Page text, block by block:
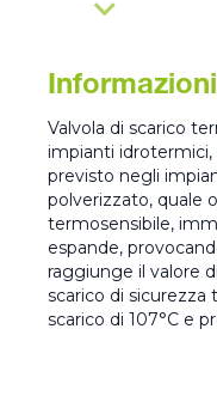
Valvola di scarico
impianti idrotermici,
previsto negli
polverizzato, quale
termosensibile,
espande,
raggiunge il valore
scarico di
scarico di 107°C e